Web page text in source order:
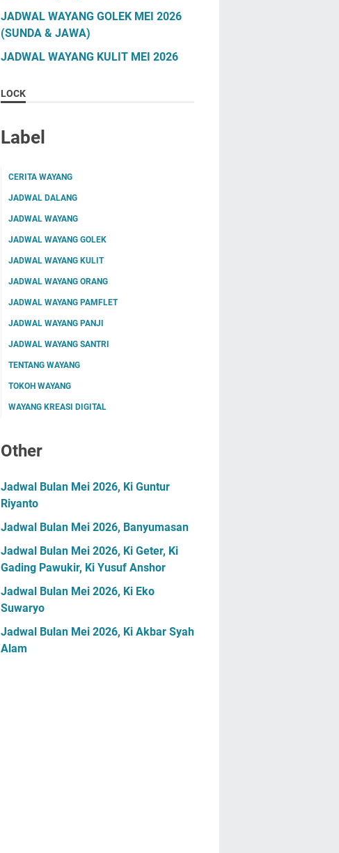
JADWAL WAYANG GOLEK MEI 2026
(SUNDA & JAWA)
JADWAL WAYANG KULIT MEI 2026
LOCK
Label
CERITA WAYANG
JADWAL DALANG
JADWAL WAYANG
JADWAL WAYANG GOLEK
JADWAL WAYANG KULIT
JADWAL WAYANG ORANG
JADWAL WAYANG PAMFLET
JADWAL WAYANG PANJI
JADWAL WAYANG SANTRI
TENTANG WAYANG
TOKOH WAYANG
WAYANG KREASI DIGITAL
Other
Jadwal Bulan Mei 2026, Ki Guntur
Riyanto
Jadwal Bulan Mei 2026, Banyumasan
Jadwal Bulan Mei 2026, Ki Geter, Ki
Gading Pawukir, Ki Yusuf Anshor
Jadwal Bulan Mei 2026, Ki Eko
Suwaryo
Jadwal Bulan Mei 2026, Ki Akbar Syah
Alam